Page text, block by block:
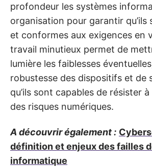
profondeur les systèmes
organisation pour garantir qu’ils
et conformes aux exigences en
travail minutieux permet de
lumière les faiblesses
robustesse des dispositifs et de
qu’ils sont capables de résister
des risques numériques.
A découvrir également :
définition et enjeux des failles
informatique